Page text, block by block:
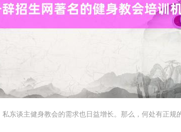
东谈主健身教会的需求也日益增长。那么，何处有正规